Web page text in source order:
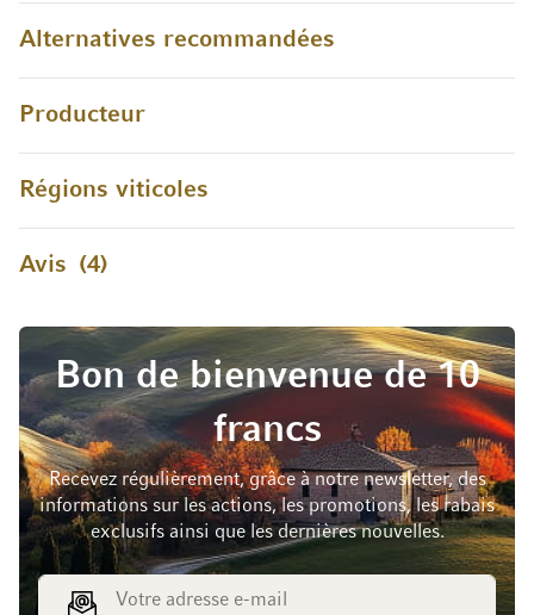
Alternatives recommandées
Producteur
Régions viticoles
Avis 4
Bon de bienvenue de 10
francs
Recevez régulièrement, grâce à notre newsletter, des
informations sur les actions, les promotions, les rabais
exclusifs ainsi que les dernières nouvelles.
Adresse e-mail